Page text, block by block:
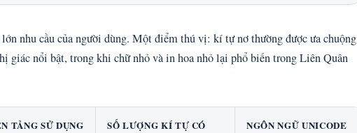
nhu cầu của người dùng. Một điểm thú vị: kí tự nơ thường được ưa chuộng
giác nổi bật, trong khi chữ nhỏ và in hoa nhỏ lại phổ biến trong Liên Quân
TẢNG SỬ DỤNG
SỐ LƯỢNG KÍ TỰ CÓ
NGÔN NGỮ UNICODE